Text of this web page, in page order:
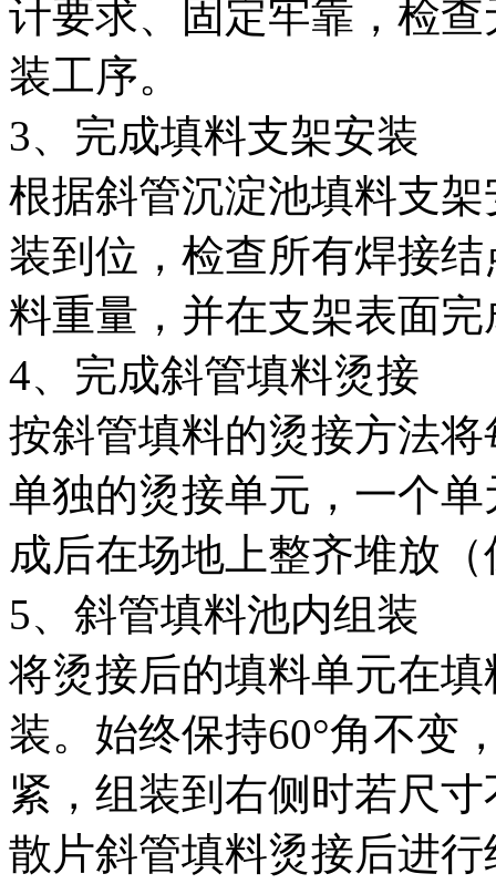
计要求、固定牢靠，检
装工序。
3、完成填料支架安装
根据斜管沉淀池填料支
装到位，检查所有焊接
料重量，并在支架表面
4、完成斜管填料烫接
按斜管填料的烫接方法
单独的烫接单元，一个
成后在场地上整齐堆放
5、斜管填料池内组装
将烫接后的填料单元在
装。始终保持60°角不变
紧，组装到右侧时若尺
散片斜管填料烫接后进